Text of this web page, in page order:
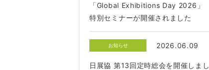
「Global Exhibitions Day 2026」
特別セミナーが開催されました
お知らせ 2026.06.09
日展協 第13回定時総会を開催しまし